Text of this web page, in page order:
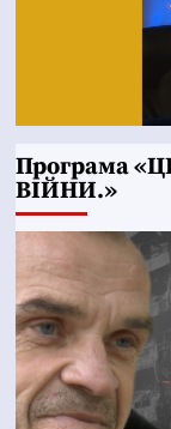
Програма
ВІЙНИ.»